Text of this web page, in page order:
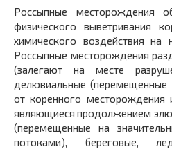
Россыпные месторождения
физического выветривания
химического воздействия на
Россыпные месторождения
(залегают на месте
делювиальные (перемещенные
от коренного месторождения
являющиеся продолжением
(перемещенные на
потоками), береговые,